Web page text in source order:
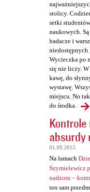
stolicy.
setki
naukowych.
badacze i
Wycieczka po
się nie liczy.
kawę, do
wystawę.
miejscu. No
do środka.
absurdy
01.09.2015
Na łamach
Szymielewicz
nadzoru –
ten sam